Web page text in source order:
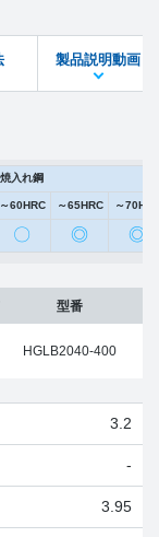
ファイル製品説明動画
焼入れ鋼
～60HRC ～65HRC ～
〇 ◎ ◎
型番
HGLB2040-400
3.2
-
3.95